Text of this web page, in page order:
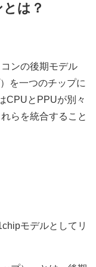
は？
ンの後期モデル
を一つのチップに
CPUとPPUが別々
らを統合すること
モデルとしてリ